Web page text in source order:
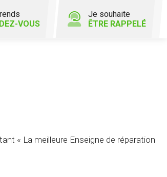
VOUS
Je souhaite
ÊTRE RAPPELÉ
« La meilleure Enseigne de réparation